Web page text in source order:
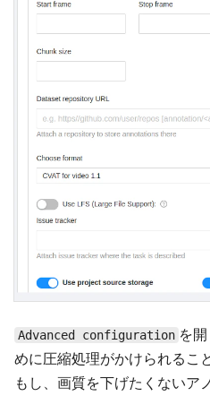
Advanced configuration を
めに圧縮処理がかけられるこ
もし、画質を下げたくないア